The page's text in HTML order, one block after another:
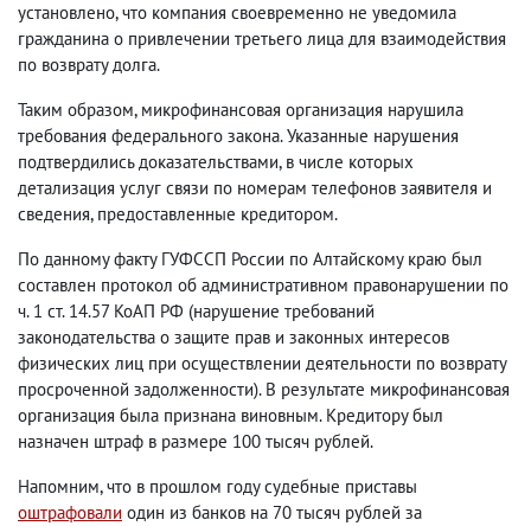
установлено, что компания своевременно не уведомила
гражданина о привлечении третьего лица для взаимодействия
по возврату долга.
Таким образом, микрофинансовая организация нарушила
требования федерального закона. Указанные нарушения
подтвердились доказательствами, в числе которых
детализация услуг связи по номерам телефонов заявителя и
сведения, предоставленные кредитором.
По данному факту ГУФССП России по Алтайскому краю был
составлен протокол об административном правонарушении по
ч. 1 ст. 14.57 КоАП РФ (нарушение требований
законодательства о защите прав и законных интересов
физических лиц при осуществлении деятельности по возврату
просроченной задолженности). В результате микрофинансовая
организация была признана виновным. Кредитору был
назначен штраф в размере 100 тысяч рублей.
Напомним, что в прошлом году судебные приставы
оштрафовали один из банков на 70 тысяч рублей за